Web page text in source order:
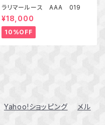
ラリマールース AAA 019
¥18,000
10%OFF
Yahoo!ショッピング
メル